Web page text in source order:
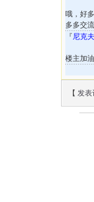
哦，好
多多交流
『尼克夫
楼主加
【 发表